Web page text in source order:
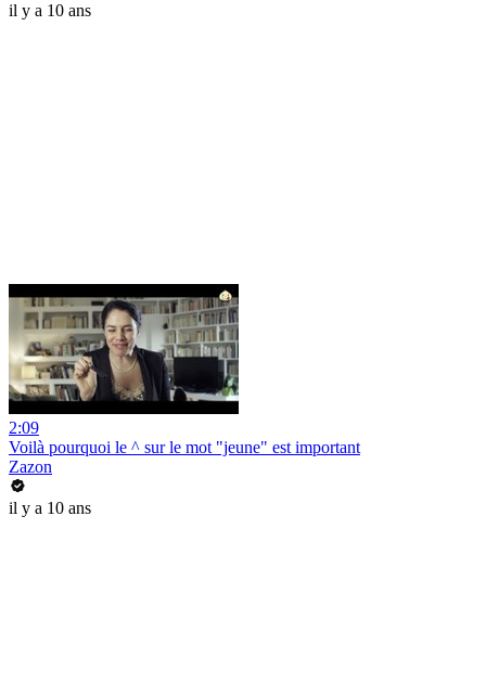
il y a 10 ans
2:09
Voilà pourquoi le ^ sur le mot "jeune" est important
Zazon
il y a 10 ans